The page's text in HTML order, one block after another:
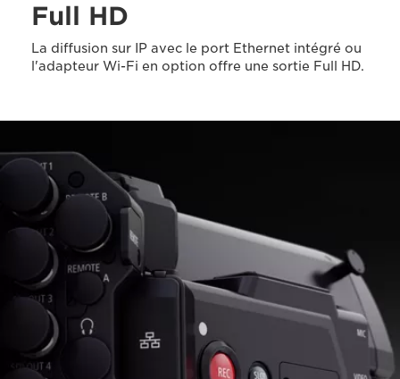
Full HD
La diffusion sur IP avec le port Ethernet intégré ou
l'adapteur Wi-Fi en option offre une sortie Full HD.